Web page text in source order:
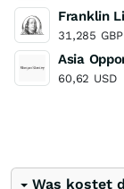
Franklin
31,285 GBP
Asia
60,62 USD
Was kostet